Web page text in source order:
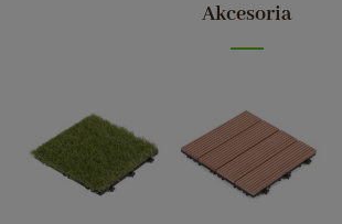
Akcesoria